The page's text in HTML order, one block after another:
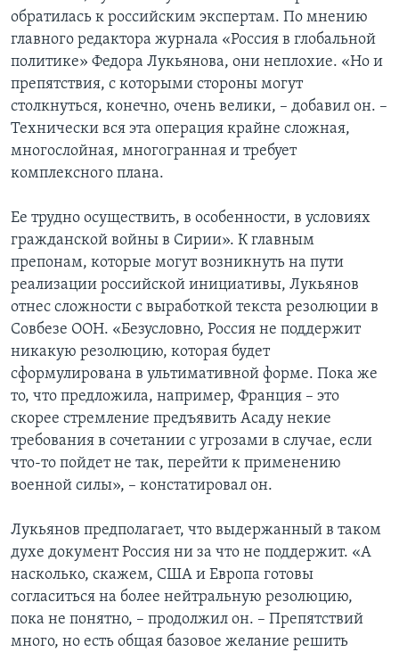
обратилась к российским экспертам. По мнению
главного редактора журнала «Россия в глобальной
политике» Федора Лукьянова, они неплохие. «Но и
препятствия, с которыми стороны могут
столкнуться, конечно, очень велики, – добавил он. –
Технически вся эта операция крайне сложная,
многослойная, многогранная и требует
комплексного плана.
Ее трудно осуществить, в особенности, в условиях
гражданской войны в Сирии». К главным
препонам, которые могут возникнуть на пути
реализации российской инициативы, Лукьянов
отнес сложности с выработкой текста резолюции в
Совбезе ООН. «Безусловно, Россия не поддержит
никакую резолюцию, которая будет
сформулирована в ультимативной форме. Пока же
то, что предложила, например, Франция – это
скорее стремление предъявить Асаду некие
требования в сочетании с угрозами в случае, если
что-то пойдет не так, перейти к применению
военной силы», – констатировал он.
Лукьянов предполагает, что выдержанный в таком
духе документ Россия ни за что не поддержит. «А
насколько, скажем, США и Европа готовы
согласиться на более нейтральную резолюцию,
пока не понятно, – продолжил он. – Препятствий
много, но есть общая базовое желание решить